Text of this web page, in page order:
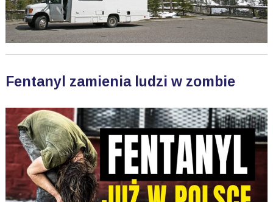
Fentanyl zamienia ludzi w zombie